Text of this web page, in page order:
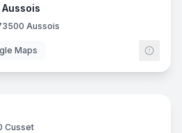
Aussois
Maps
8
Cusset